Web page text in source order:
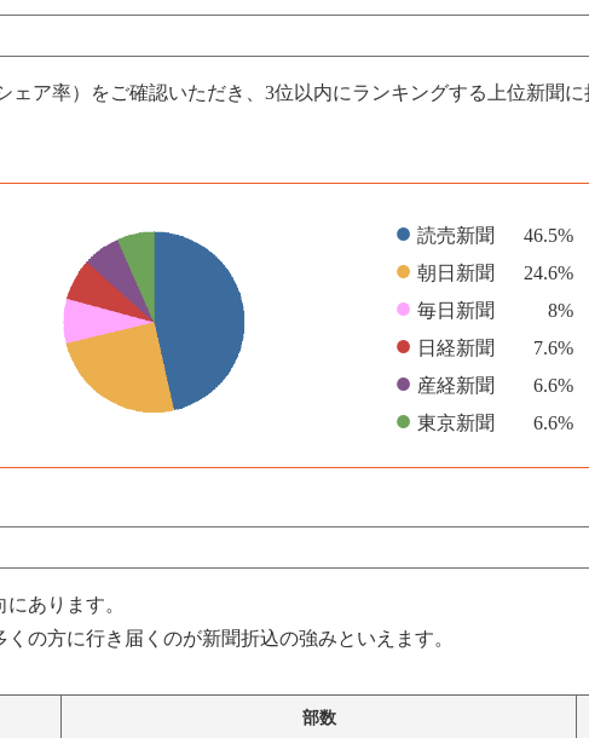
ア率）をご確認いただき、3位以内にランキングする上位新聞
● 読売新聞 46.5%
● 朝日新聞 24.6%
● 毎日新聞 8%
● 日経新聞 7.6%
● 産経新聞 6.6%
● 東京新聞 6.6%
あります。
の方に行き届くのが新聞折込の強みといえます。
部数